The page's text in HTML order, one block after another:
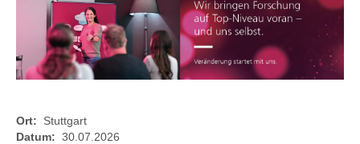
Ort: Stuttgart
Datum: 30.07.2026